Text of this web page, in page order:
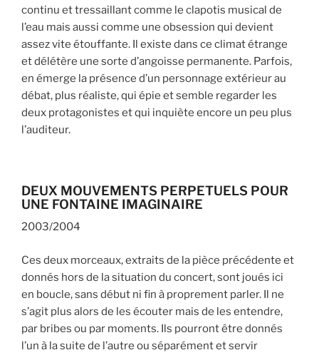
continu et tressaillant comme le clapotis musical de
l’eau mais aussi comme une obsession qui devient
assez vite étouffante. Il existe dans ce climat étrange
et délétère une sorte d’angoisse permanente. Parfois,
en émerge la présence d’un personnage extérieur au
débat, plus réaliste, qui épie et semble regarder les
deux protagonistes et qui inquiète encore un peu plus
l’auditeur.
DEUX MOUVEMENTS PERPETUELS POUR
UNE FONTAINE IMAGINAIRE
2003/2004
Ces deux morceaux, extraits de la pièce précédente et
donnés hors de la situation du concert, sont joués ici
en boucle, sans début ni fin à proprement parler. Il ne
s’agit plus alors de les écouter mais de les entendre,
par bribes ou par moments. Ils pourront être donnés
l’un à la suite de l’autre ou séparément et servir